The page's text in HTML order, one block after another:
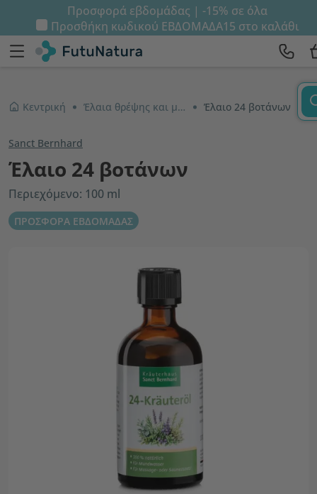
Προσφορά εβδομάδας | -15% σε όλα
Προσθήκη κωδικού ΕΒΔΟΜΑΔΑ15 στο καλάθι
Κεντρική Έλαια θρέψης και μασάζ Έλαιο 24 βοτάνων
Sanct Bernhard
Έλαιο 24 βοτάνων
Περιεχόμενο: 100 ml
ΠΡΟΣΦΟΡΑ ΕΒΔΟΜΑΔΑΣ